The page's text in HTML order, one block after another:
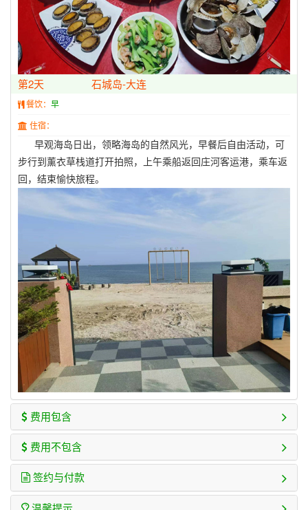
第2天 石城岛-大连
餐饮： 早
住宿：
早观海岛日出，领略海岛的自然风光，早餐后自由活动，可
步行到薰衣草栈道打开拍照，上午乘船返回庄河客运港，乘车返
回，结束愉快旅程。
费用包含
费用不包含
签约与付款